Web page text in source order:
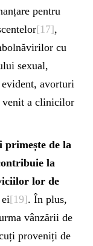
pentru
[17],
cu
sexual,
avorturi
venit a clinicilor
primește de la
la
lor de
[19]. În plus,
vânzării de
proveniți de